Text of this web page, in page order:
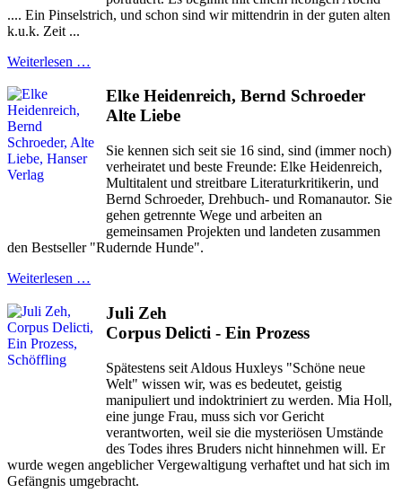
.... Ein Pinselstrich, und schon sind wir mittendrin in der guten alten
k.u.k. Zeit ...
Weiterlesen …
Elke Heidenreich, Bernd Schroeder
Alte Liebe
Sie kennen sich seit sie 16 sind, sind (immer noch)
verheiratet und beste Freunde: Elke Heidenreich,
Multitalent und streitbare Literaturkritikerin, und
Bernd Schroeder, Drehbuch- und Romanautor. Sie
gehen getrennte Wege und arbeiten an
gemeinsamen Projekten und landeten zusammen
den Bestseller "Rudernde Hunde".
Weiterlesen …
Juli Zeh
Corpus Delicti - Ein Prozess
Spätestens seit Aldous Huxleys "Schöne neue
Welt" wissen wir, was es bedeutet, geistig
manipuliert und indoktriniert zu werden. Mia Holl,
eine junge Frau, muss sich vor Gericht
verantworten, weil sie die mysteriösen Umstände
des Todes ihres Bruders nicht hinnehmen will. Er
wurde wegen angeblicher Vergewaltigung verhaftet und hat sich im
Gefängnis umgebracht.